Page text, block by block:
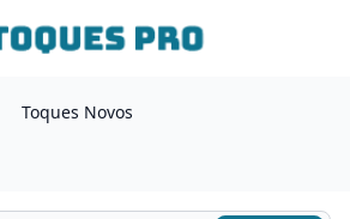
Toques Novos